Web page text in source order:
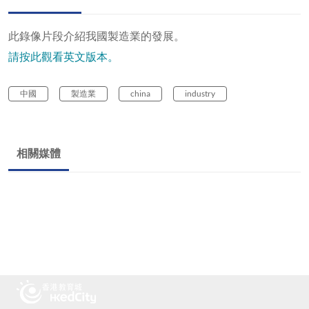
此錄像片段介紹我國製造業的發展。
請按此觀看英文版本。
中國 製造業 china industry
相關媒體